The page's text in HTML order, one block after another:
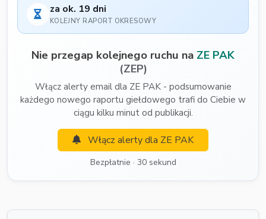
za ok. 19 dni
KOLEJNY RAPORT OKRESOWY
Nie przegap kolejnego ruchu na ZE PAK
(ZEP)
Włącz alerty email dla ZE PAK - podsumowanie
każdego nowego raportu giełdowego trafi do Ciebie w
ciągu kilku minut od publikacji.
Włącz alerty dla ZE PAK
Bezpłatnie · 30 sekund